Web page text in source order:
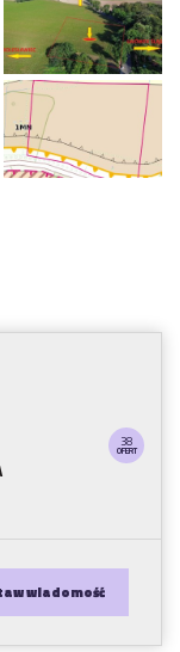
38
OFERT
wiadomość